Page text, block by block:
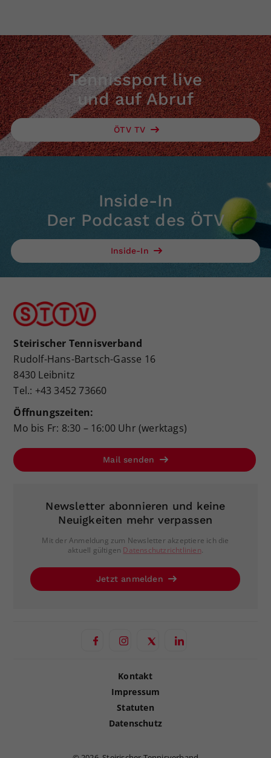
Tennissport live
und auf Abruf
ÖTV TV
Inside-In
Der Podcast des ÖTV
Inside-In
Steirischer Tennisverband
Rudolf-Hans-Bartsch-Gasse 16
8430 Leibnitz
Tel.: +43 3452 73660
Öffnungszeiten:
Mo bis Fr: 8:30 – 16:00 Uhr (werktags)
Mail senden
Newsletter abonnieren und keine
Neuigkeiten mehr verpassen
Mit der Anmeldung zum Newsletter akzeptiere ich die
aktuell gültigen Datenschutzrichtlinien.
Jetzt anmelden
Kontakt
Impressum
Statuten
Datenschutz